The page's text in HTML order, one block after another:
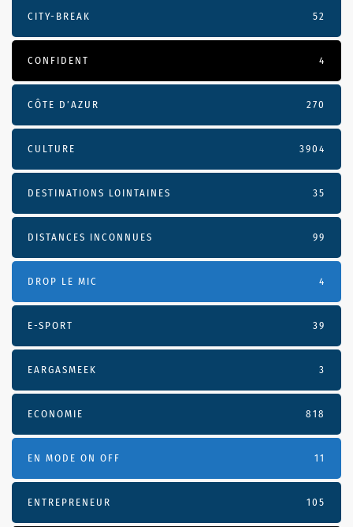
CITY-BREAK 52
CONFIDENT 4
CÔTE D’AZUR 270
CULTURE 3904
DESTINATIONS LOINTAINES 35
DISTANCES INCONNUES 99
DROP LE MIC 4
E-SPORT 39
EARGASMEEK 3
ECONOMIE 818
EN MODE ON OFF 11
ENTREPRENEUR 105